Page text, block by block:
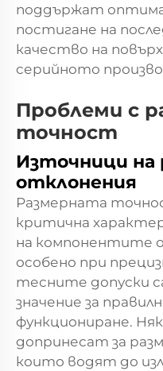
поддържат
постигане на
качество на
серийното
Проблеми с
точност
Източници на
отклонения
Размерната
критична
на компонентите
особено при
тесните допуски
значение за
функциониране.
допринесат за
които водят до